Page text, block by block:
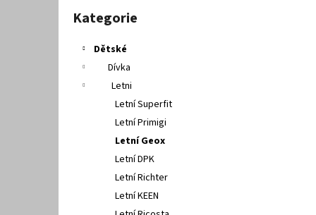
Přeskočit
kategorie
Kategorie
Dětské
Dívka
Letni
Letní Superfit
Letní Primigi
Letní Geox
Letní DPK
Letní Richter
Letní KEEN